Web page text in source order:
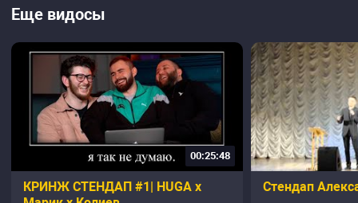
Еще видосы
00:25:48
КРИНЖ СТЕНДАП #1| HUGA x
Стендап